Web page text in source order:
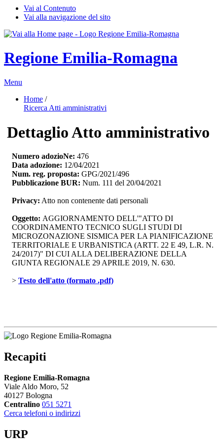
Vai al Contenuto
Vai alla navigazione del sito
Regione Emilia-Romagna
Menu
Home /
Ricerca Atti amministrativi
Dettaglio Atto amministrativo
Numero adozioNe: 476
Data adozione: 12/04/2021
Num. reg. proposta: GPG/2021/496
Pubblicazione BUR: Num. 111 del 20/04/2021
Privacy: Atto non contenente dati personali
Oggetto: AGGIORNAMENTO DELL'"ATTO DI
COORDINAMENTO TECNICO SUGLI STUDI DI
MICROZONAZIONE SISMICA PER LA PIANIFICAZIONE
TERRITORIALE E URBANISTICA (ARTT. 22 E 49, L.R. N.
24/2017)" DI CUI ALLA DELIBERAZIONE DELLA
GIUNTA REGIONALE 29 APRILE 2019, N. 630.
> Testo dell'atto (formato .pdf)
Recapiti
Regione Emilia-Romagna
Viale Aldo Moro, 52
40127 Bologna
Centralino 051 5271
Cerca telefoni o indirizzi
URP